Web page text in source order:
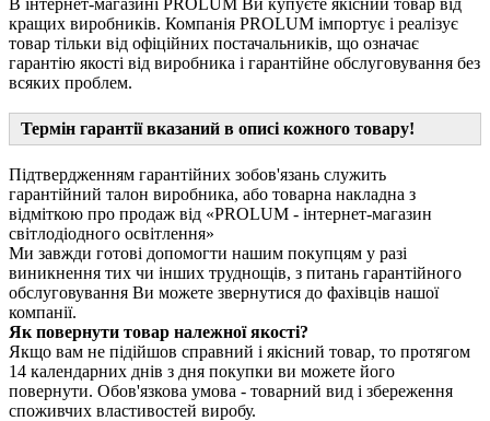
кращих виробників. Компанія PROLUM імпортує і реалізує
товар тільки від офіційних постачальників, що означає
гарантію якості від виробника і гарантійне обслуговування без
всяких проблем.
Термін гарантії вказаний в описі кожного товару!
Підтвердженням гарантійних зобов'язань служить
гарантійний талон виробника, або товарна накладна з
відміткою про продаж від «PROLUM - інтернет-магазин
світлодіодного освітлення»
Ми завжди готові допомогти нашим покупцям у разі
виникнення тих чи інших труднощів, з питань гарантійного
обслуговування Ви можете звернутися до фахівців нашої
компанії.
Як повернути товар належної якості?
Якщо вам не підійшов справний і якісний товар, то протягом
14 календарних днів з дня покупки ви можете його
повернути. Обов'язкова умова - товарний вид і збереження
споживчих властивостей виробу.